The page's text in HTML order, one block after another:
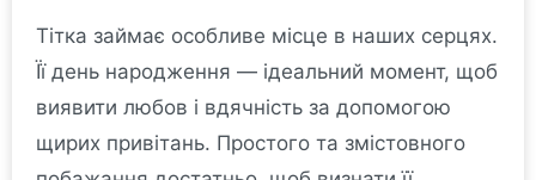
Тітка займає особливе місце в наших серцях.
Її день народження — ідеальний момент, щоб
виявити любов і вдячність за допомогою
щирих привітань. Простого та змістовного